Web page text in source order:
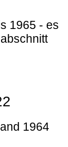
1965 - es
1964